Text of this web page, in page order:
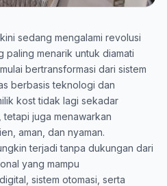
sedang mengalami revolusi
paling menarik untuk diamati
bertransformasi dari sistem
berbasis teknologi dan
kost tidak lagi sekadar
juga menawarkan
aman, dan nyaman.
terjadi tanpa dukungan dari
yang mampu
sistem otomasi, serta